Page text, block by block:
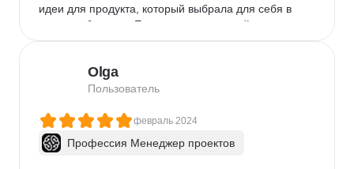
идеи для продукта, который выбрала для себя в
начале обучения. Есть куратор, который помогает
дополнительные знания и практика очень
понравились. Что ещё понравилось, это быстрая
платформе реагируют на наши запросы и
исправляют проблемы. И плюс возможность до 6
месяцев про дления, если есть сложности. И очень
Olga
Пользователь
февраль 2024
Профессия Менеджер проектов